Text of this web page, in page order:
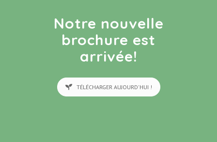
Notre nouvelle
brochure est
arrivée!
TÉLÉCHARGER AUJOURD'HUI !